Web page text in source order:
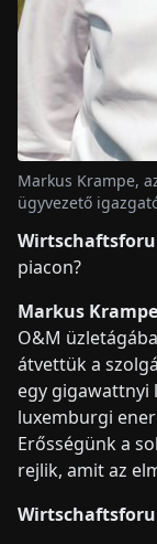
Markus Krampe,
ügyvezető
piacon?
Markus
O&M
átvettük a
egy gigawattnyi
luxemburgi
Erősségünk a
rejlik, amit az